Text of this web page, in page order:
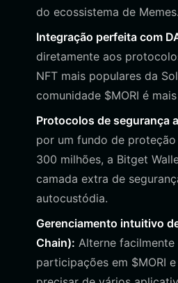
do ecossistema de Memes.
Integração perfeita com
diretamente aos
NFT mais populares da
comunidade $MORI é
Protocolos de segurança
por um fundo de
300 milhões, a Bitget
camada extra de
autocustódia.
Gerenciamento intuitivo
Chain): Alterne facilmente
participações em $MORI